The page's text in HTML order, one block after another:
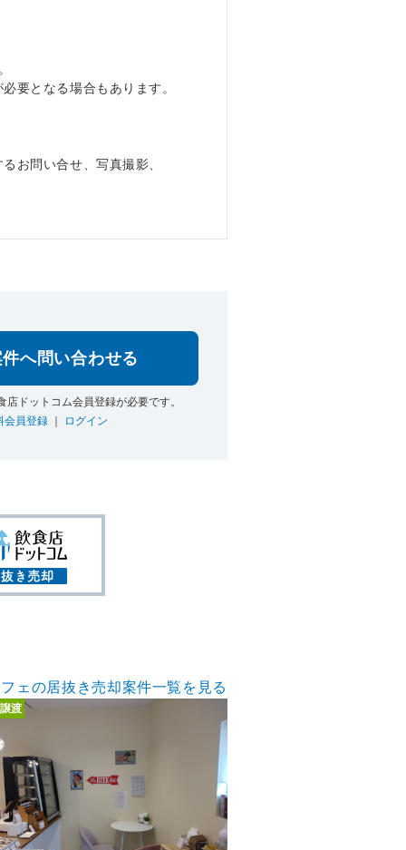
要となる場合もあります。
お問い合せ、写真撮影、
へ問い合わせる
店ドットコム会員登録が必要です。
会員登録
ログイン
ェの居抜き売却案件一覧を見る
渡